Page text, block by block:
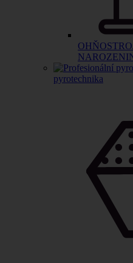
pyrotechnika